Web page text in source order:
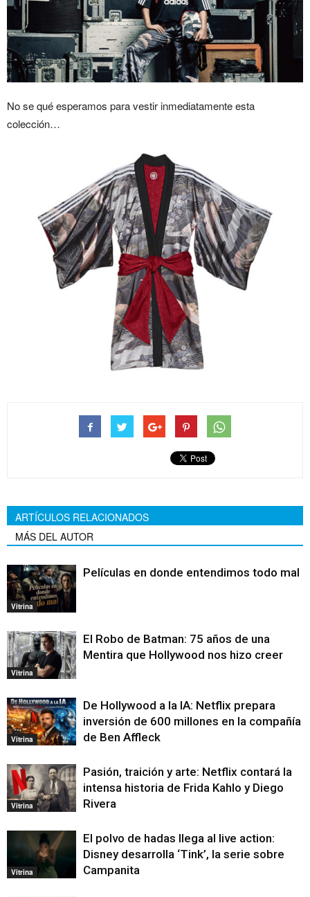
No se qué esperamos para vestir inmediatamente esta
colección…
ARTÍCULOS RELACIONADOS
MÁS DEL AUTOR
Vitrina
Películas en donde entendimos todo mal
Vitrina
El Robo de Batman: 75 años de una
Mentira que Hollywood nos hizo creer
Vitrina
De Hollywood a la IA: Netflix prepara
inversión de 600 millones en la compañía
de Ben Affleck
Vitrina
Pasión, traición y arte: Netflix contará la
intensa historia de Frida Kahlo y Diego
Rivera
Vitrina
El polvo de hadas llega al live action:
Disney desarrolla ‘Tink’, la serie sobre
Campanita